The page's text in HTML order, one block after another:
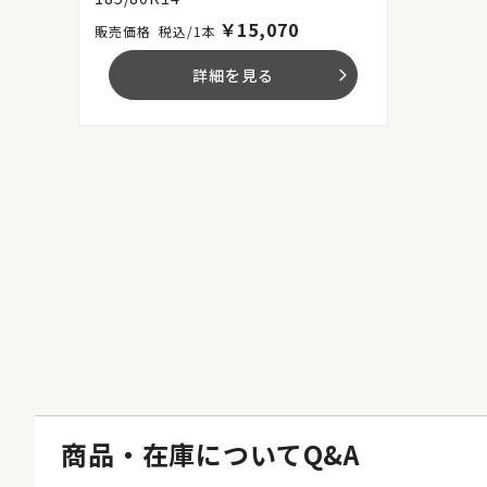
税込/1本 ￥15,070
詳細を見る arrow_forward_ios
商品・在庫についてQ&A